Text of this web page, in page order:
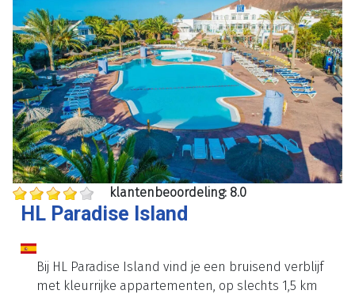
klantenbeoordeling: 8.0
HL Paradise Island
Bij HL Paradise Island vind je een bruisend verblijf
met kleurrijke appartementen, op slechts 1,5 km